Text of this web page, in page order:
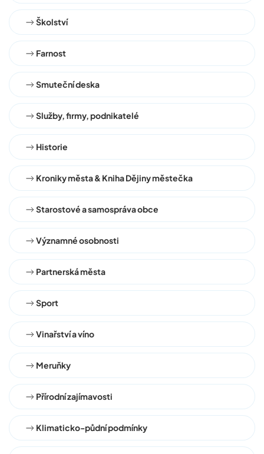
Školství
Farnost
Smuteční deska
Služby, firmy, podnikatelé
Historie
Kroniky města & Kniha Dějiny městečka
Starostové a samospráva obce
Významné osobnosti
Partnerská města
Sport
Vinařství a víno
Meruňky
Přírodní zajímavosti
Klimaticko-půdní podmínky